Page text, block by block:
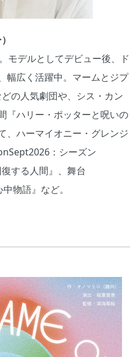
モデルとしてデビュー後、ド
幅広く活躍中。マームとジプ
の人気劇団や、シス・カン
『ハリー・ポッターと呪いの
、ハーマイオニー・グレンジ
：シーズン
する人間』、舞台
物語』など。